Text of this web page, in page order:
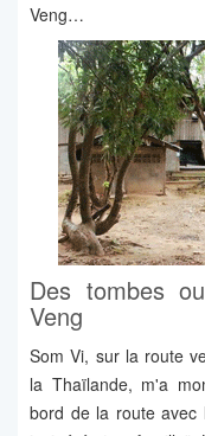
Veng…
Des tombes
Veng
Som Vi, sur la route
la Thaïlande, m'a
bord de la route